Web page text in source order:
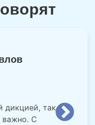
дикцией, так
важно. С